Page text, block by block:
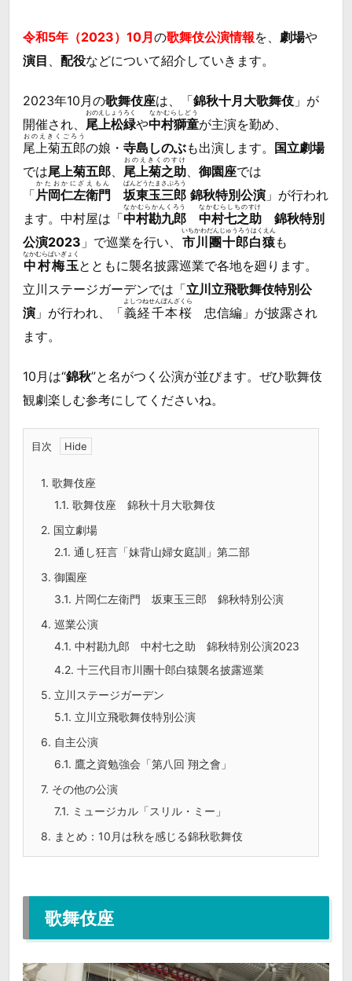
令和5年（2023）10月 の歌舞伎公演情報を、 劇場や
演目 、 配役などについて紹介していきます。
2023年10月の歌舞伎座は、「錦秋十月大歌舞伎 」が
開催され、 尾上松緑
おのえしょうろく
や中村獅童
なかむらしどう
が主演を勤め、
尾上菊五郎
おのえきくごろう
の娘・ 寺島しのぶも出演します。
国立劇場
では尾上菊五郎、 尾上菊之助
おのえきくのすけ
、 御園座では
「片岡仁左衛門
かたおかにざえもん
坂東玉三郎
ばんどうたまさぶろう
錦秋特別公演 」が行われ
ます。中村屋は「中村勘九郎
なかむらかんくろう
中村七之助
なかむらしちのすけ
錦秋特別
公演2023 」で巡業を行い、 市川團十郎白猿
いちかわだんじゅうろうはくえん
も
中村梅玉
なかむらばいぎょく
とともに襲名披露巡業で各地を廻ります。
立川ステージガーデンでは「立川立飛歌舞伎特別公
演 」が行われ、「義経千本桜
よしつねせんぼんざくら
忠信編」が披露され
ます。
10月は“錦秋”と名がつく公演が並びます。ぜひ歌舞伎
観劇楽しむ参考にしてくださいね。
目次
1. 歌舞伎座
1.1. 歌舞伎座 錦秋十月大歌舞伎
2. 国立劇場
2.1. 通し狂言「妹背山婦女庭訓」第二部
3. 御園座
3.1. 片岡仁左衛門 坂東玉三郎 錦秋特別公演
4. 巡業公演
4.1. 中村勘九郎 中村七之助 錦秋特別公演2023
4.2. 十三代目市川團十郎白猿襲名披露巡業
5. 立川ステージガーデン
5.1. 立川立飛歌舞伎特別公演
6. 自主公演
6.1. 鷹之資勉強会「第八回 翔之會」
7. その他の公演
7.1. ミュージカル「スリル・ミー」
8. まとめ：10月は秋を感じる錦秋歌舞伎
歌舞伎座